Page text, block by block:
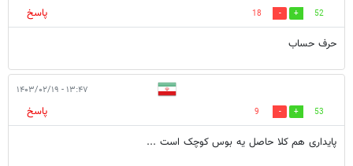
52
18
پاسخ
حرف حساب
۱۳:۴۷ - ۱۴۰۳/۰۲/۱۹
53
9
پاسخ
پایداری هم کلا حاصل یه بوس کوچک است ...